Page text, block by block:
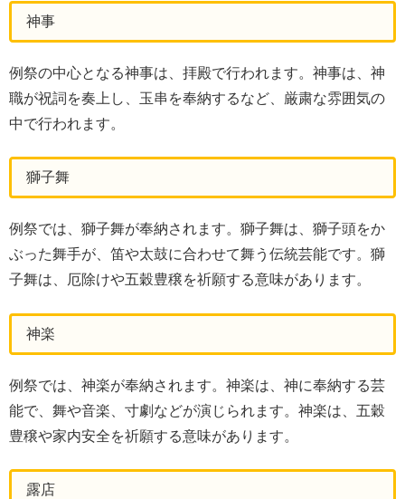
神事
例祭の中心となる神事は、拝殿で行われます。神事は、神
職が祝詞を奏上し、玉串を奉納するなど、厳粛な雰囲気の
中で行われます。
獅子舞
例祭では、獅子舞が奉納されます。獅子舞は、獅子頭をか
ぶった舞手が、笛や太鼓に合わせて舞う伝統芸能です。獅
子舞は、厄除けや五穀豊穣を祈願する意味があります。
神楽
例祭では、神楽が奉納されます。神楽は、神に奉納する芸
能で、舞や音楽、寸劇などが演じられます。神楽は、五穀
豊穣や家内安全を祈願する意味があります。
露店